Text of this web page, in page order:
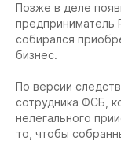
Позже в деле
предприниматель
собирался
бизнес.
По версии
сотрудника ФСБ,
нелегального
то, чтобы